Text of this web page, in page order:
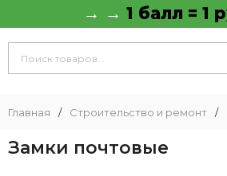
→ → 1 балл = 1
Главная / Строительство и ремонт /
Замки почтовые